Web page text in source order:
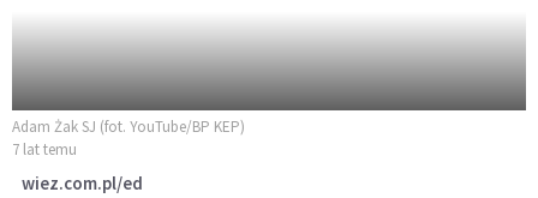
Adam Żak SJ (fot. YouTube/BP KEP)
7 lat temu
wiez.com.pl/ed